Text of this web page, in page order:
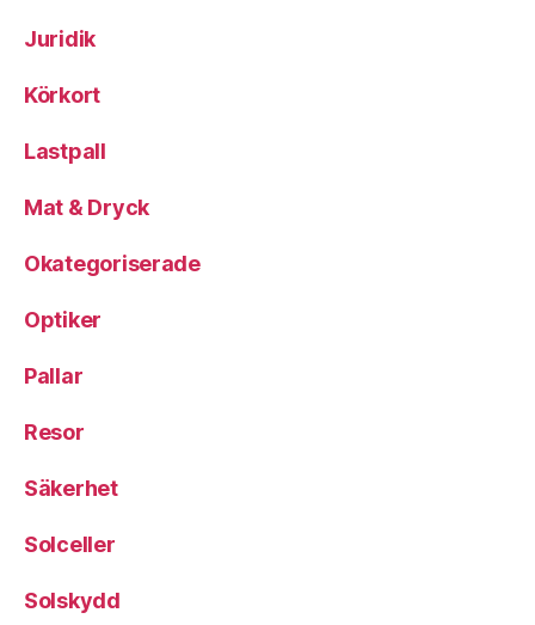
Juridik
Körkort
Lastpall
Mat & Dryck
Okategoriserade
Optiker
Pallar
Resor
Säkerhet
Solceller
Solskydd